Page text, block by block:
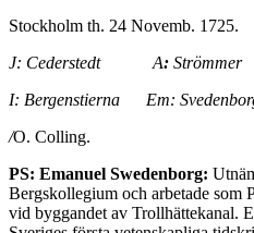
Stockholm th. 24 Novemb. 1725.
J: Cederstedt A:
I: Bergenstierna Em:
/O. Colling.
PS: Emanuel Swedenborg:
Bergskollegium och arbetade som
vid byggandet av Trollhättekanal.